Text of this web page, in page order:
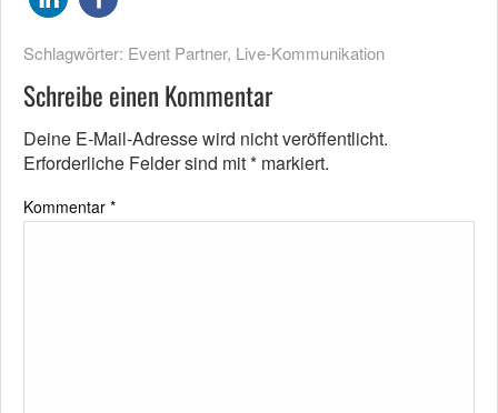
Schlagwörter: Event Partner, Live-Kommunikation
Schreibe einen Kommentar
Deine E-Mail-Adresse wird nicht veröffentlicht.
Erforderliche Felder sind mit* markiert.
Kommentar *